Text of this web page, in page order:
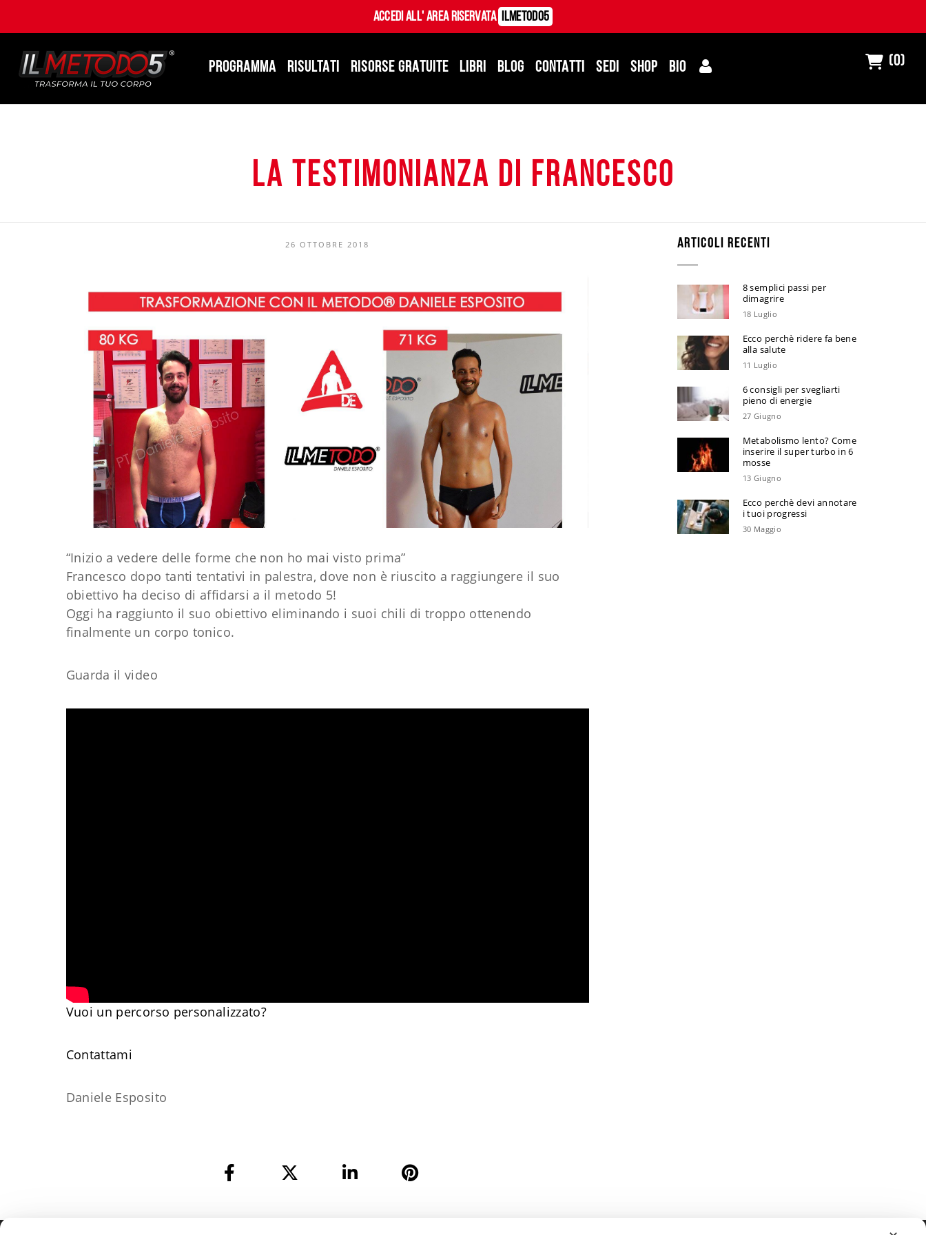
Accedi all' Area Riservata ILMetodo5
PROGRAMMA RISULTATI RISORSE GRATUITE LIBRI BLOG CONTATTI SEDI SHOP BIO (0)
La testimonianza di Francesco
26 OTTOBRE 2018
“Inizio a vedere delle forme che non ho mai visto prima”
Francesco dopo tanti tentativi in palestra, dove non è riuscito a raggiungere il suo
obiettivo ha deciso di affidarsi a il metodo 5!
Oggi ha raggiunto il suo obiettivo eliminando i suoi chili di troppo ottenendo
finalmente un corpo tonico.
Guarda il video
Vuoi un percorso personalizzato?
​Contattami
Daniele Esposito
ARTICOLI RECENTI
8 semplici passi per
dimagrire
18 Luglio
Ecco perchè ridere fa bene
alla salute
11 Luglio
6 consigli per svegliarti
pieno di energie
27 Giugno
Metabolismo lento? Come
inserire il super turbo in 6
mosse
13 Giugno
Ecco perchè devi annotare
i tuoi progressi
30 Maggio